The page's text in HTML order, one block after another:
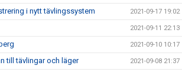
i nytt tävlingssystem 2021-09-17 19:02
2021-09-11 22:13
2021-09-10 10:17
till tävlingar och läger 2021-09-08 21:37